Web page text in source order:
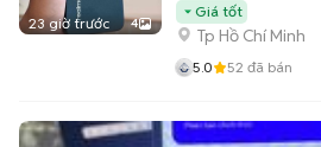
23 giờ trước 4
Giá tốt
Tp Hồ Chí Minh
5.0 52 đã bán